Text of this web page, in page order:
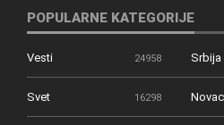
POPULARNE KATEGORIJE
Vesti 24958 Srbija
Svet 16298 Novac